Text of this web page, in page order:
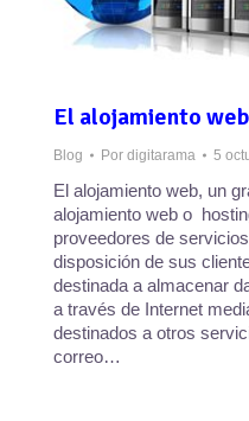
El alojamiento
Blog Por digitarama 5
El alojamiento web, un
alojamiento web o
proveedores de
disposición de sus
destinada a almacenar
a través de Internet
destinados a otros
correo…